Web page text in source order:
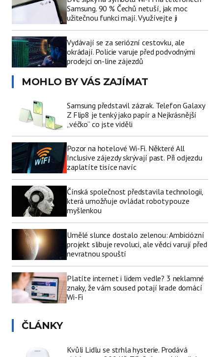
Samsung. 90 % Čechů netuší, jak moc
užitečnou funkci mají. Využívejte ji
Vydávají se za seriózní cestovku, ale
okrádají. Policie varuje před podvodnými
prodejci on-line zájezdů
MOHLO BY VÁS ZAJÍMAT
Samsung představil zázrak. Telefon Galaxy
Z Flip8 je tenký jako papír a Nejkrásnější
„véčko“ co jste viděli
Pozor na hotelové Wi-Fi. Některé All
Inclusive zájezdy skrývají past. Při odjezdu
zaplatíte tisíce navíc
Čínská společnost představila technologii,
která umožňuje ovládat roboty pouze
myšlenkou
Umělé slunce dostalo zelenou: Ambiciózní
projekt slibuje revoluci, ale vědci varují před
nevratnou spouští
Platíte internet i lidem vedle? 3 neklamné
znaky, že vám soused potají krade domácí
Wi-Fi
ČLÁNKY
Kvůli Lidlu se strhla hysterie. Prodává